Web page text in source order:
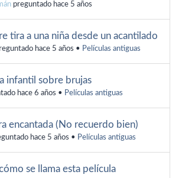
preguntado hace 5 años
tira a una niña desde un acantilado
hace 5 años • Películas antiguas
infantil sobre brujas
hace 6 años • Películas antiguas
encantada (No recuerdo bien)
hace 5 años • Películas antiguas
se llama esta película